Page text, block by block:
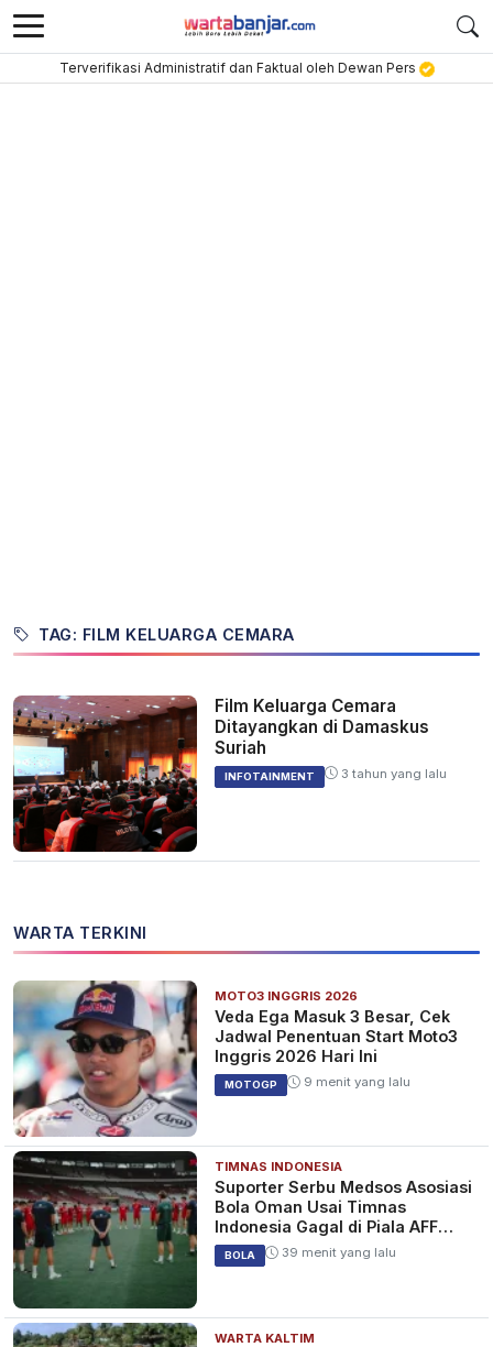
Terverifikasi Administratif dan Faktual oleh Dewan Pers
TAG: FILM KELUARGA CEMARA
Film Keluarga Cemara
Ditayangkan di Damaskus
Suriah
INFOTAINMENT 3 tahun yang lalu
WARTA TERKINI
MOTO3 INGGRIS 2026
Veda Ega Masuk 3 Besar, Cek
Jadwal Penentuan Start Moto3
Inggris 2026 Hari Ini
MOTOGP 9 menit yang lalu
TIMNAS INDONESIA
Suporter Serbu Medsos Asosiasi
Bola Oman Usai Timnas
Indonesia Gagal di Piala AFF
2026
BOLA 39 menit yang lalu
WARTA KALTIM